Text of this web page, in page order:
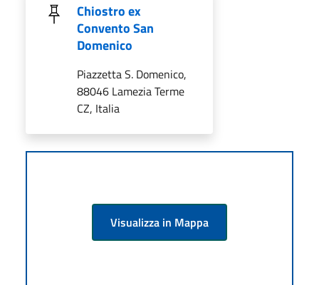
Chiostro ex
Convento San
Domenico
Piazzetta S. Domenico,
88046 Lamezia Terme
CZ, Italia
Visualizza in Mappa